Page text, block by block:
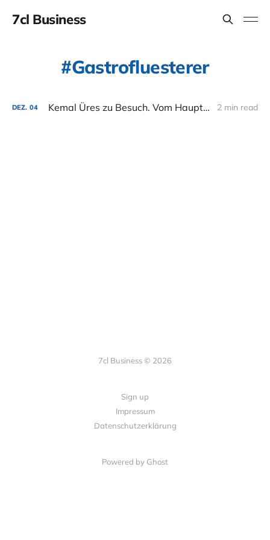
7cl Business
Gastrofluesterer
DEZ. 04 Kemal Üres zu Besuch. Vom Hauptschüler zur eigenen Erfolgs Schule 2 min read
7cl Business © 2026
Sign up
Impressum
Datenschutzerklärung
Powered by Ghost